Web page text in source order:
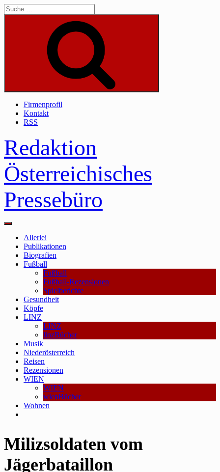
Skip
to
Suche
Firmenprofil
Kontakt
RSS
Redaktion
Österreichisches
Pressebüro
Main
Allerlei
Publikationen
Biografien
Fußball
Fußball
Fußball-Rezensionen
Spielberichte
Gesundheit
Köpfe
LINZ
LINZ
linzBücher
Musik
Niederösterreich
Reisen
Rezensionen
WIEN
WIEN
wienBücher
Wohnen
Milizsoldaten vom
Jägerbataillon